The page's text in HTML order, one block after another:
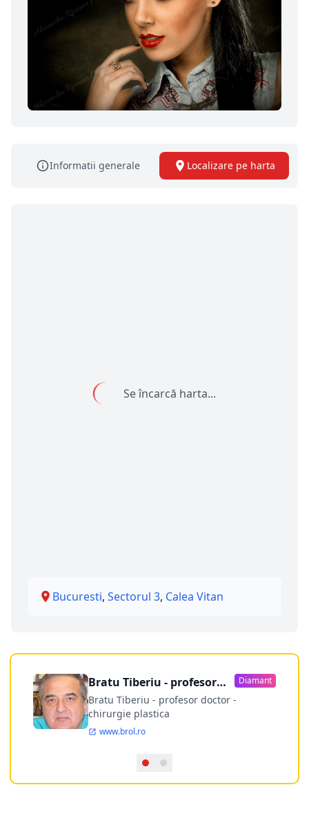
Informatii generale Localizare pe harta
Se încarcă harta...
Bucuresti, Sectorul 3, Calea Vitan
Bratu Tiberiu - profesor
doctor
Diamant
Bratu Tiberiu - profesor doctor -
chirurgie plastica
www.brol.ro